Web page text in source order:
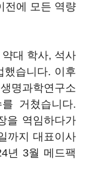
전에 모든 역량
대 학사, 석사
했습니다. 이후
명과학연구소
거쳤습니다.
을 역임하다가
까지 대표이사
년 3월 메드팩